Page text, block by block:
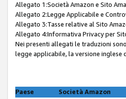
Allegato 1:Società Amazon e Sito
Allegato 2:Legge Applicabile e
Allegato 3:Tasse relative al Sito
Allegato 4:Informativa Privacy per
Nei presenti allegati le traduzioni
legge applicabile, la versione inglese
Paese
Società Amazon